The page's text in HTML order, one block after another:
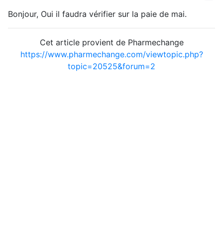
Bonjour, Oui il faudra vérifier sur la paie de mai.
Cet article provient de Pharmechange
https://www.pharmechange.com/viewtopic.php?
topic=20525&forum=2